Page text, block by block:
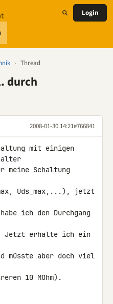
Login
› Thread
durch
2008-01-30 14:21#766841
mit einigen
Schaltung
Uds_max,...), jetzt
ich den Durchgang
Jetzt erhalte ich ein
müsste aber doch viel
10 MOhm).